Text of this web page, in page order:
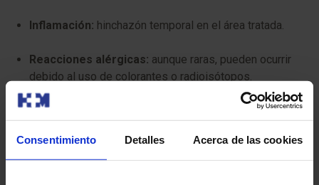
Consentimiento Detalles Acerca de las cookies
Inflamación: hinchazón temporal en el área tratada.
Reacciones alérgicas: aunque raras, pueden ocurrir
debido al uso de colorantes o radioisótopos.
Infección: riesgo bajo en el sitio de la incisión.
Para que tu prueba se desarrolle sin contratiempos, te
pedimos que llegues con antelación a la hora indicada.